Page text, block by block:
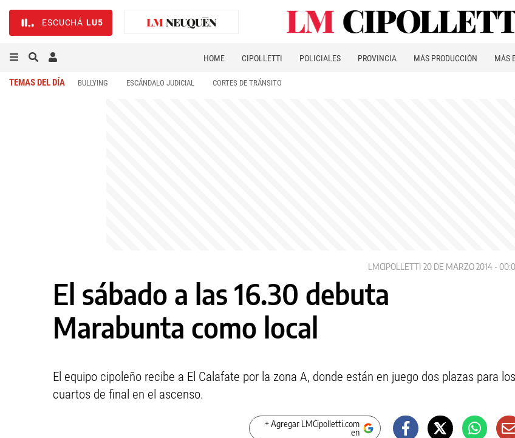
ESCUCHÁ LU5
HOME CIPOLLETTI POLICIALES PROVINCIA MÁS PRODUCCIÓN MÁS
TEMAS DEL DÍA BULLYING ESCÁNDALO JUDICIAL CORTES DE TRÁNSITO
LMCIPOLLETTI 20 DE MARZO 2014 -
El sábado a las 16.30 debuta
Marabunta como local
El equipo cipoleño recibe a El Calafate por la zona A, donde están en juego dos plazas para los
cuartos de final en el ascenso.
+ Agregar LMCipolletti.com
en